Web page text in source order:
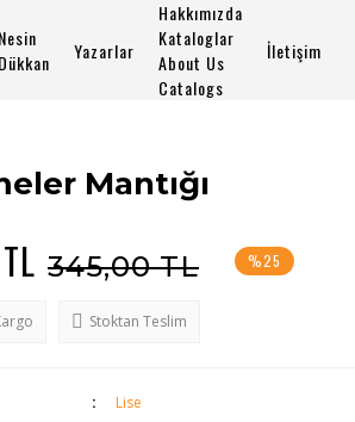
Nesin
Dükkan
Yazarlar
Hakkımızda
Kataloglar
About Us
Catalogs
İletişim
Mantığı
345,00 TL %25
Stoktan Teslim
Lise